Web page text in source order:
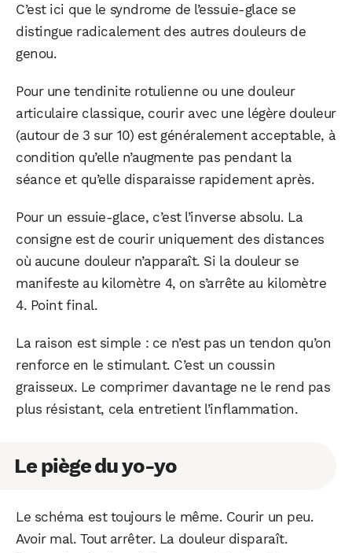
C’est ici que le syndrome de l’essuie-glace se
distingue radicalement des autres douleurs de
genou.
Pour une tendinite rotulienne ou une douleur
articulaire classique, courir avec une légère douleur
(autour de 3 sur 10) est généralement acceptable, à
condition qu’elle n’augmente pas pendant la
séance et qu’elle disparaisse rapidement après.
Pour un essuie-glace, c’est l’inverse absolu. La
consigne est de courir uniquement des distances
où aucune douleur n’apparaît. Si la douleur se
manifeste au kilomètre 4, on s’arrête au kilomètre
4. Point final.
La raison est simple : ce n’est pas un tendon qu’on
renforce en le stimulant. C’est un coussin
graisseux. Le comprimer davantage ne le rend pas
plus résistant, cela entretient l’inflammation.
Le piège du yo-yo
Le schéma est toujours le même. Courir un peu.
Avoir mal. Tout arrêter. La douleur disparaît.